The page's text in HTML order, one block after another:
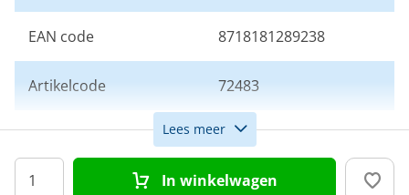
EAN code 8718181289238
Artikelcode 72483
Maat S
Kleur Zwart
Lees meer
In winkelwagen